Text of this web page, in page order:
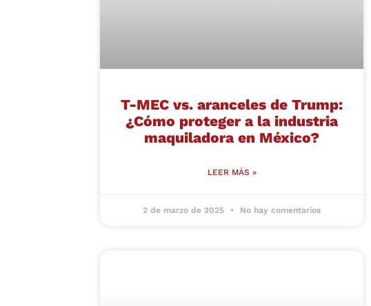
T-MEC vs. aranceles de Trump:
¿Cómo proteger a la industria
maquiladora en México?
LEER MÁS »
2 de marzo de 2025 No hay comentarios